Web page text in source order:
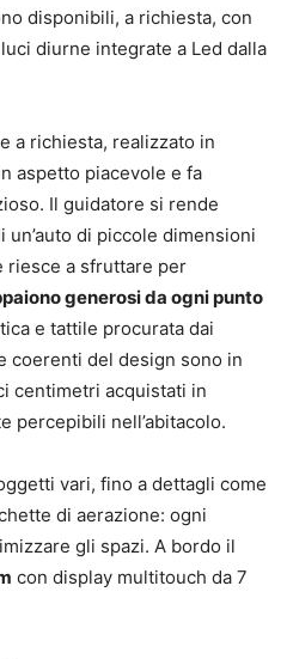
disponibili, a richiesta, con
diurne integrate a Led dalla
a richiesta, realizzato in
aspetto piacevole e fa
Il guidatore si rende
di piccole dimensioni
riesce a sfruttare per
generosi da ogni punto
e tattile procurata dai
coerenti del design sono in
centimetri acquistati in
percepibili nell’abitacolo.
vari, fino a dettagli come
di aerazione: ogni
gli spazi. A bordo il
con display multitouch da 7